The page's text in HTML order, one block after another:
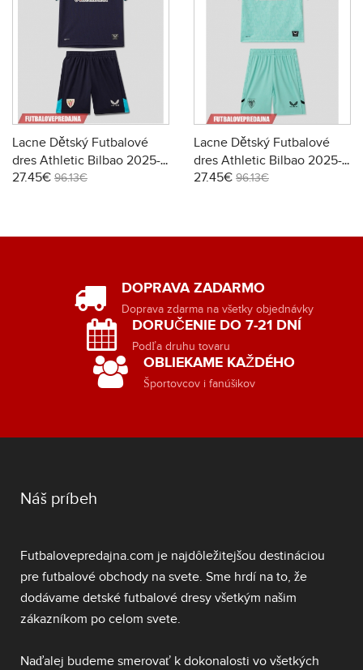
Lacne Dětský Futbalové
dres Athletic Bilbao 2025-
26 Krátky Rukáv - Preč (+
27.45€ 96.13€
Lacne Dětský Futbalové
dres Athletic Bilbao 2025-
26 Krátky Rukáv - Tretina (+
27.45€ 96.13€
DOPRAVA ZADARMO
Doprava zdarma na všetky objednávky
DORUČENIE DO 7-21 DNÍ
Podľa druhu tovaru
OBLIEKAME KAŽDÉHO
Športovcov i fanúšikov
Náš príbeh
Futbalovepredajna.com je najdôležitejšou destináciou
pre futbalové obchody na svete. Sme hrdí na to, že
dodávame detské futbalové dresy všetkým našim
zákazníkom po celom svete.
Naďalej budeme smerovať k dokonalosti vo všetkých